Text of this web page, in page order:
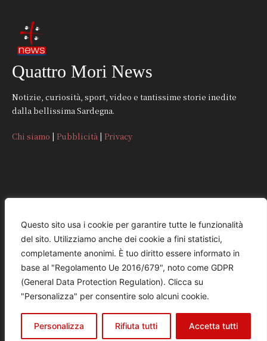
Questo sito usa i cookie per garantire tutte le funzionalità
del sito. Utilizziamo anche dei cookie a fini statistici,
completamente anonimi. È tuo diritto essere informato in
base al "Regolamento Ue 2016/679", noto come GDPR
(General Data Protection Regulation). Clicca su
"Personalizza" per consentire solo alcuni cookie.
Personalizza Rifiuta tutti Accetta tutti
Quattro Mori News
Notizie, curiosità, sport, video e tantissime storie inedite
dalla bellissima Sardegna.
Chi siamo | Pubblicità | Privacy
CONTATTI
REDAZIONE
redazione@quattromorinews.it
COMMERCIALE
commerciale@quattromorinews.it